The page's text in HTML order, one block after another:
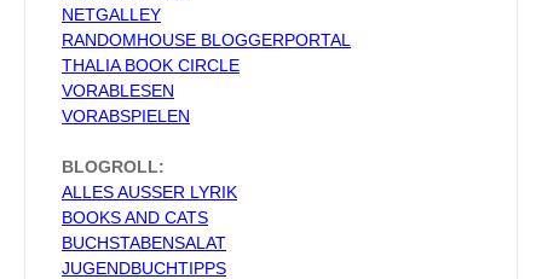
NETGALLEY
RANDOMHOUSE BLOGGERPORTAL
THALIA BOOK CIRCLE
VORABLESEN
VORABSPIELEN
BLOGROLL:
ALLES AUSSER LYRIK
BOOKS AND CATS
BUCHSTABENSALAT
JUGENDBUCHTIPPS